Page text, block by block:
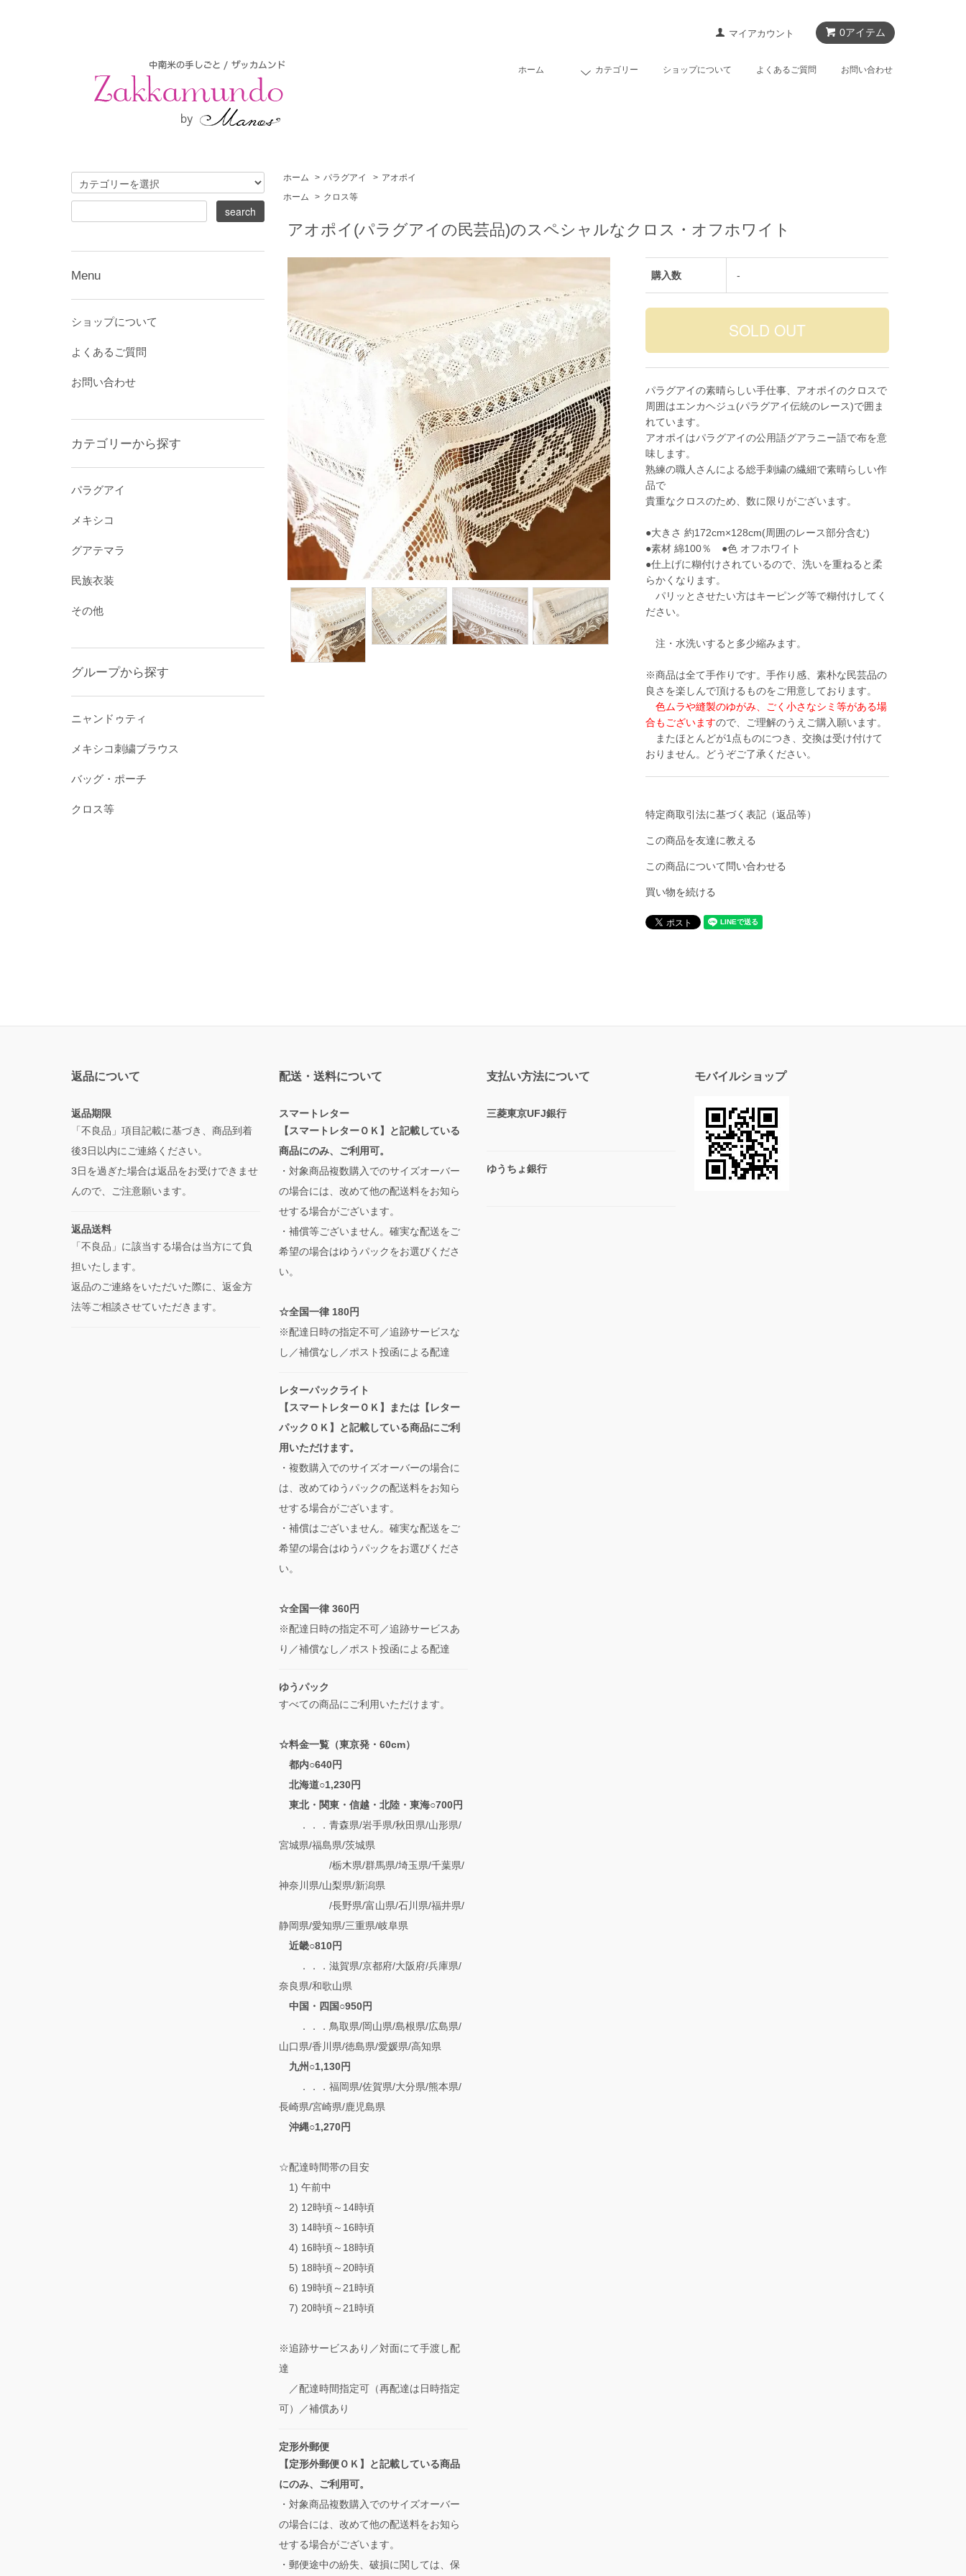
0アイテム
マイアカウント
ホーム カテゴリー ショップについて よくあるご質問 お問い合わせ
ホーム > パラグアイ > アオポイ
ホーム
> クロス等
アオポイ(パラグアイの民芸品)のスペシャルなクロス・オフホワイト
購入数 -
パラグアイの素晴らしい手仕事、アオポイのクロスで
周囲はエンカヘジュ(パラグアイ伝統のレース)で囲ま
れています。
アオポイはパラグアイの公用語グアラニー語で布を意
味します。
熟練の職人さんによる総手刺繍の繊細で素晴らしい作
品で
貴重なクロスのため、数に限りがございます。
●大きさ 約172cm×128cm(周囲のレース部分含む)
●素材 綿100％ ●色 オフホワイト
●仕上げに糊付けされているので、洗いを重ねると柔
らかくなります。
パリッとさせたい方はキーピング等で糊付けしてく
ださい。
注・水洗いすると多少縮みます。
※商品は全て手作りです。手作り感、素朴な民芸品の
良さを楽しんで頂けるものをご用意しております。
色ムラや縫製のゆがみ、ごく小さなシミ等がある場
合もございますので、ご理解のうえご購入願います。
またほとんどが1点ものにつき、交換は受け付けて
おりません。どうぞご了承ください。
特定商取引法に基づく表記（返品等）
この商品を友達に教える
この商品について問い合わせる
買い物を続ける
Menu
ショップについて
よくあるご質問
お問い合わせ
カテゴリーから探す
パラグアイ
メキシコ
グアテマラ
民族衣装
その他
グループから探す
ニャンドゥティ
メキシコ刺繍ブラウス
バッグ・ポーチ
クロス等
返品について
返品期限
「不良品」項目記載に基づき、商品到着
後3日以内にご連絡ください。
3日を過ぎた場合は返品をお受けできませ
んので、ご注意願います。
返品送料
「不良品」に該当する場合は当方にて負
担いたします。
返品のご連絡をいただいた際に、返金方
法等ご相談させていただきます。
配送・送料について
スマートレター
【スマートレターＯＫ】と記載している
商品にのみ、ご利用可。
・対象商品複数購入でのサイズオーバー
の場合には、改めて他の配送料をお知ら
せする場合がございます。
・補償等ございません。確実な配送をご
希望の場合はゆうパックをお選びくださ
い。
☆全国一律 180円
※配達日時の指定不可／追跡サービスな
し／補償なし／ポスト投函による配達
レターパックライト
【スマートレターＯＫ】または【レター
パックＯＫ】と記載している商品にご利
用いただけます。
・複数購入でのサイズオーバーの場合に
は、改めてゆうパックの配送料をお知ら
せする場合がございます。
・補償はございません。確実な配送をご
希望の場合はゆうパックをお選びくださ
い。
☆全国一律 360円
※配達日時の指定不可／追跡サービスあ
り／補償なし／ポスト投函による配達
ゆうパック
すべての商品にご利用いただけます。
☆料金一覧（東京発・60cm）
都内○640円
北海道○1,230円
東北・関東・信越・北陸・東海○700円
．．．青森県/岩手県/秋田県/山形県/
宮城県/福島県/茨城県
/栃木県/群馬県/埼玉県/千葉県/
神奈川県/山梨県/新潟県
/長野県/富山県/石川県/福井県/
静岡県/愛知県/三重県/岐阜県
近畿○810円
．．．滋賀県/京都府/大阪府/兵庫県/
奈良県/和歌山県
中国・四国○950円
．．．鳥取県/岡山県/島根県/広島県/
山口県/香川県/徳島県/愛媛県/高知県
九州○1,130円
．．．福岡県/佐賀県/大分県/熊本県/
長崎県/宮崎県/鹿児島県
沖縄○1,270円
☆配達時間帯の目安
1) 午前中
2) 12時頃～14時頃
3) 14時頃～16時頃
4) 16時頃～18時頃
5) 18時頃～20時頃
6) 19時頃～21時頃
7) 20時頃～21時頃
※追跡サービスあり／対面にて手渡し配
達
／配達時間指定可（再配達は日時指定
可）／補償あり
定形外郵便
【定形外郵便ＯＫ】と記載している商品
にのみ、ご利用可。
・対象商品複数購入でのサイズオーバー
の場合には、改めて他の配送料をお知ら
せする場合がございます。
・郵便途中の紛失、破損に関しては、保
支払い方法について
三菱東京UFJ銀行
ゆうちょ銀行
モバイルショップ